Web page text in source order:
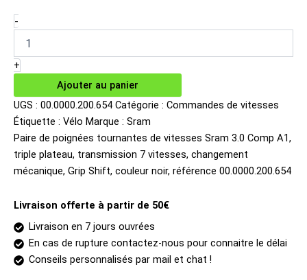
-
de
Paire
de
poignées
tournantes
de
vitesses
Sram
3.0
Comp
A1
+
Ajouter au panier
UGS : 00.0000.200.654 Catégorie : Commandes de vitesses
Étiquette : Vélo Marque : Sram
Paire de poignées tournantes de vitesses Sram 3.0 Comp A1,
triple plateau, transmission 7 vitesses, changement
mécanique, Grip Shift, couleur noir, référence 00.0000.200.654
Livraison offerte à partir de 50€
Livraison en 7 jours ouvrées
En cas de rupture contactez-nous pour connaitre le délai
Conseils personnalisés par mail et chat !